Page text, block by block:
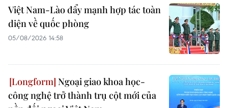
Việt Nam-Lào đẩy mạnh hợp tác toàn
diện về quốc phòng
05/08/2026 14:58
Ngoại giao khoa học-
công nghệ trở thành trụ cột mới của